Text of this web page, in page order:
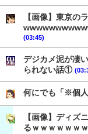
【画像】東京の
(03:45)
デジカメ泥が凄
られない話①
何にでも「※個
【画像】ディズ
るｗｗｗｗｗｗ